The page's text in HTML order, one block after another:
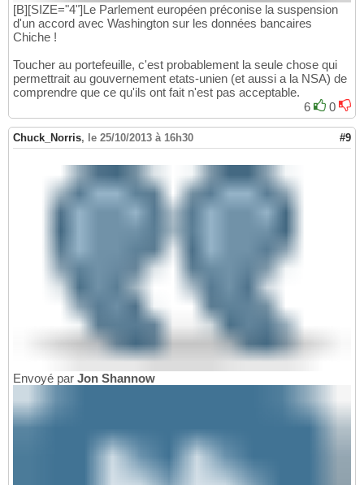
[B][SIZE="4"]Le Parlement européen préconise la suspension
d'un accord avec Washington sur les données bancaires
Chiche !
Toucher au portefeuille, c'est probablement la seule chose qui
permettrait au gouvernement etats-unien (et aussi a la NSA) de
comprendre que ce qu'ils ont fait n'est pas acceptable.
6
0
Chuck_Norris, le 25/10/2013 à 16h30 #9
Envoyé par Jon Shannow